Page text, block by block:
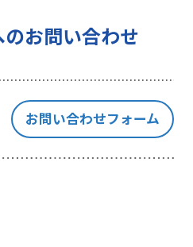
委託について
を一部、または全
、十分な個人情報
している者を選定
選定し、管理監督
お問い合わせ
お問い合わせフォーム